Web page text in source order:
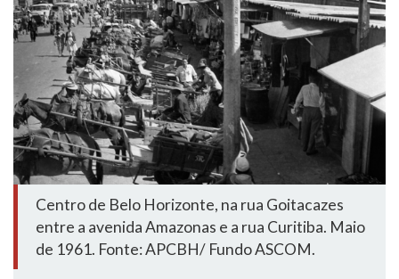
Centro de Belo Horizonte, na rua Goitacazes
entre a avenida Amazonas e a rua Curitiba. Maio
de 1961. Fonte: APCBH/ Fundo ASCOM.